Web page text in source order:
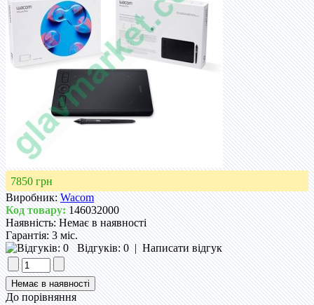
7850 грн
Виробник: Wacom
Код товару:146032000
Наявність:Немає в наявності
Гарантія:3 міс.
Відгуків: 0|Написати відгук
До порівняння